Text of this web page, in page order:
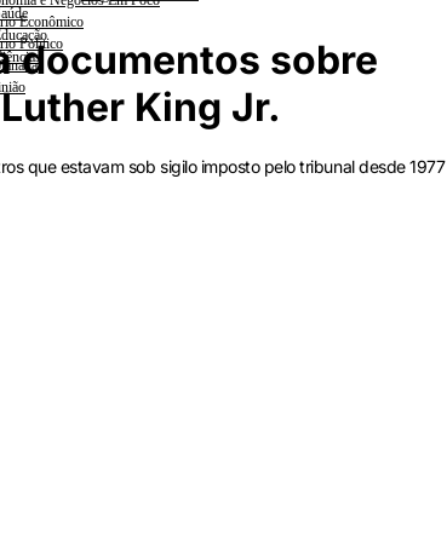
Econômico
Político
documentos sobre
King Jr.
que estavam sob sigilo imposto pelo tribunal desde 1977